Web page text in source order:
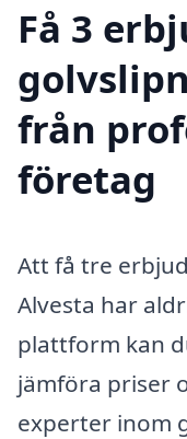
Få 3
från
företag
Att få tre
Alvesta har
plattform kan
jämföra priser
experter inom